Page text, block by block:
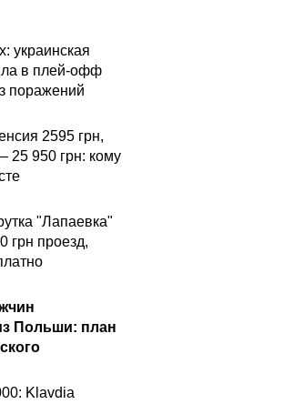
украинская
в плей-офф
поражений
2595 грн,
25 950 грн: кому
"Лапаевка"
грн проезд,
Польши: план
Klavdia